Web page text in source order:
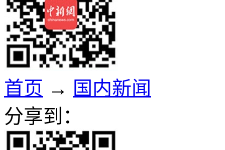
首页 → 国内新闻
分享到：